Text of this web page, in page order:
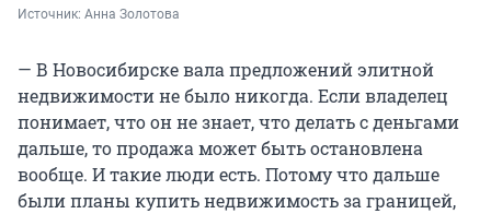
Источник: Анна Золотова
— В Новосибирске вала предложений элитной
недвижимости не было никогда. Если владелец
понимает, что он не знает, что делать с деньгами
дальше, то продажа может быть остановлена
вообще. И такие люди есть. Потому что дальше
были планы купить недвижимость за границей,